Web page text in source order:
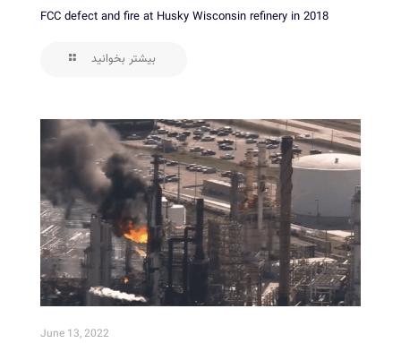
FCC defect and fire at Husky Wisconsin refinery in 2018
بیشتر بخوانید
June 13, 2022